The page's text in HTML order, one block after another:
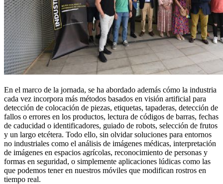
En el marco de la jornada, se ha abordado además cómo la industria
cada vez incorpora más métodos basados en visión artificial para
detección de colocación de piezas, etiquetas, tapaderas, detección de
fallos o errores en los productos, lectura de códigos de barras, fechas
de caducidad o identificadores, guiado de robots, selección de frutos
y un largo etcétera. Todo ello, sin olvidar soluciones para entornos
no industriales como el análisis de imágenes médicas, interpretación
de imágenes en espacios agrícolas, reconocimiento de personas y
formas en seguridad, o simplemente aplicaciones lúdicas como las
que podemos tener en nuestros móviles que modifican rostros en
tiempo real.